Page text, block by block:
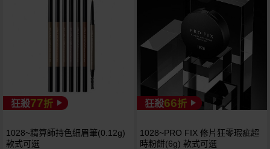
狂殺77折
1028~精算師持色細眉筆(0.12g)
款式可選
狂殺66折
1028~PRO FIX 修片狂零瑕疵超
時粉餅(6g) 款式可選